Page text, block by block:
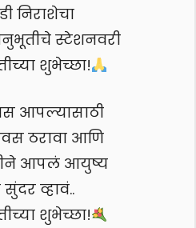
निराशेचा
स्टेशनवरी
शुभेच्छा!
आपल्यासाठी
ठरावा आणि
आपलं आयुष्य
व्हावं..
शुभेच्छा!